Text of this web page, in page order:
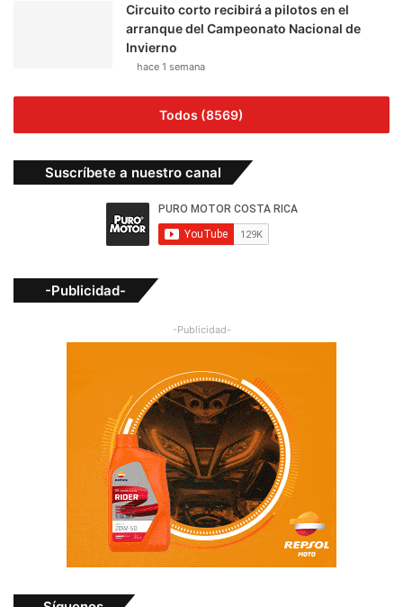
Circuito corto recibirá a pilotos en el
arranque del Campeonato Nacional de
Invierno
hace 1 semana
Todos (8569)
Suscríbete a nuestro canal
-Publicidad-
-Publicidad-